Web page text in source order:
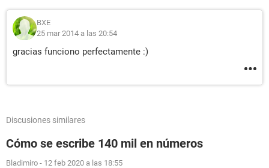
BXE
25 mar 2014 a las 20:54
gracias funciono perfectamente :)
Discusiones similares
Cómo se escribe 140 mil en números
Bladimiro - 12 feb 2020 a las 18:55